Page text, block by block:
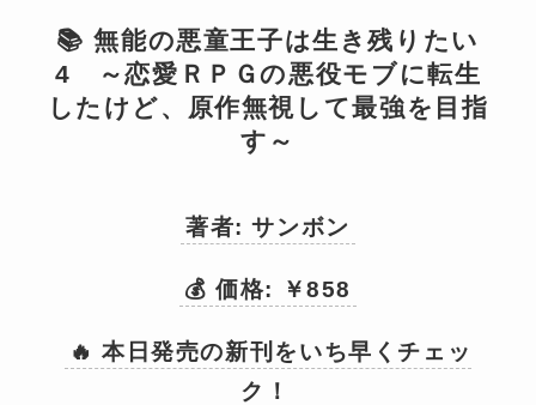
📚 無能の悪童王子は生き残りたい
4 ～恋愛ＲＰＧの悪役モブに転生
したけど、原作無視して最強を目指
す～
著者: サンボン
💰 価格: ￥858
🔥 本日発売の新刊をいち早くチェッ
ク！